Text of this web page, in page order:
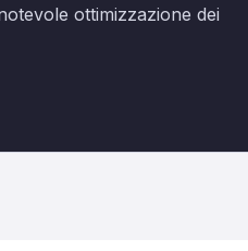
ottimizzazione dei